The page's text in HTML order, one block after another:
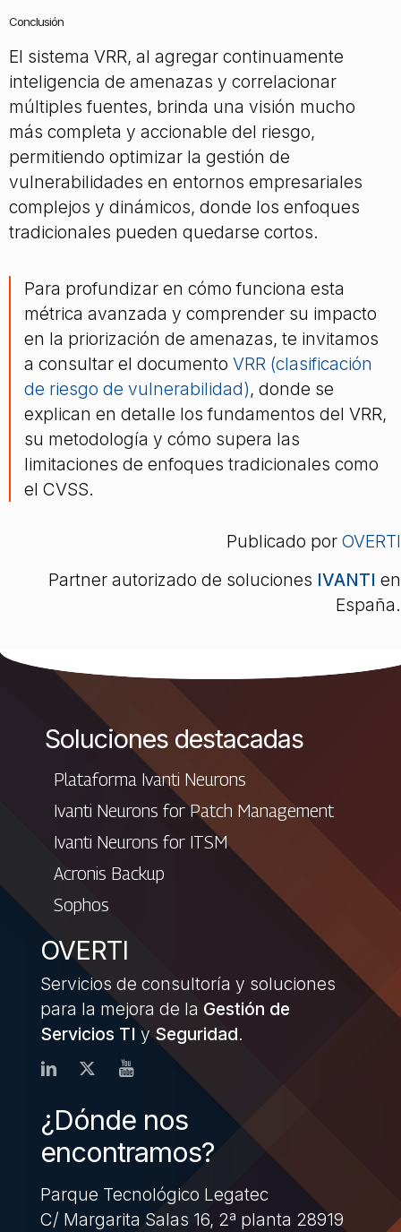
Conclusión
El sistema VRR, al agregar continuamente
inteligencia de amenazas y correlacionar
múltiples fuentes, brinda una visión mucho
más completa y accionable del riesgo,
permitiendo optimizar la gestión de
vulnerabilidades en entornos empresariales
complejos y dinámicos, donde los enfoques
tradicionales pueden quedarse cortos.
Para profundizar en cómo funciona esta
métrica avanzada y comprender su impacto
en la priorización de amenazas, te invitamos
a consultar el documento VRR (clasificación
de riesgo de vulnerabilidad), donde se
explican en detalle los fundamentos del VRR,
su metodología y cómo supera las
limitaciones de enfoques tradicionales como
el CVSS.
Publicado por OVERTI
Partner autorizado de soluciones IVANTI en
España.
Soluciones destacadas
Plataforma Ivanti Neurons
Ivanti Neurons for Patch Management
Ivanti Neurons for ITSM
Acronis Backup
Sophos
OVERTI
Servicios de consultoría y soluciones
para la mejora de la Gestión de
Servicios TI ySeguridad.
¿Dónde nos
encontramos?
Parque Tecnológico Legatec
C/ Margarita Salas 16, 2ª planta 28919